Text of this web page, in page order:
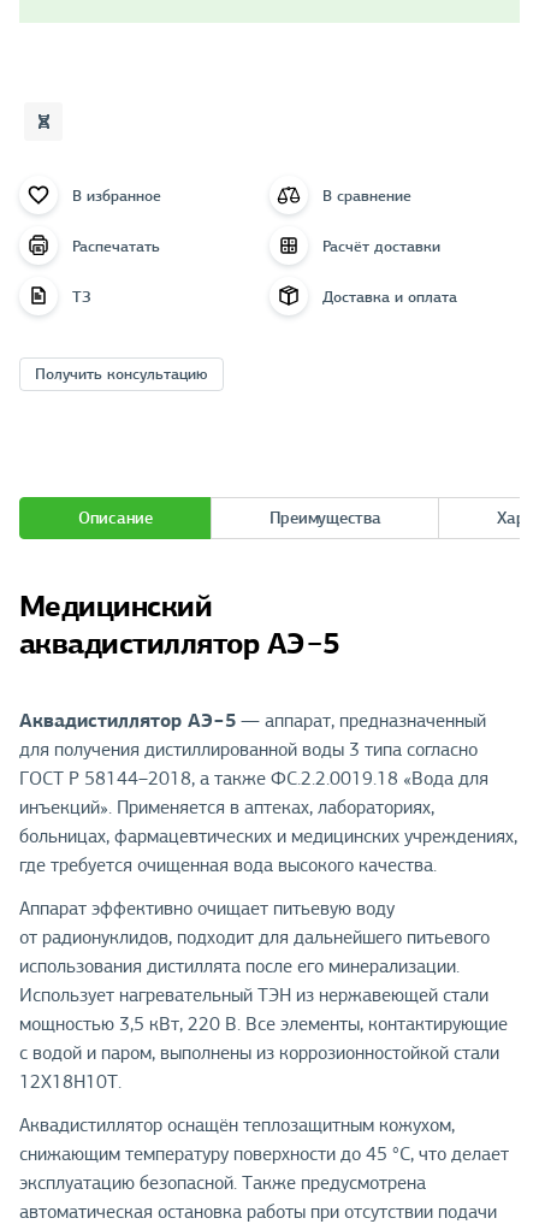
В избранное В сравнение
Распечатать Расчёт доставки
ТЗ Доставка и оплата
Получить консультацию
Описание Преимущества
Медицинский
аквадистиллятор АЭ−5
Аквадистиллятор АЭ−5 — аппарат, предназначенный
для получения дистиллированной воды 3 типа согласно
ГОСТ Р 58144–2018, а также ФС.2.2.0019.18 «Вода для
инъекций». Применяется в аптеках, лабораториях,
больницах, фармацевтических и медицинских учреждениях,
где требуется очищенная вода высокого качества.
Аппарат эффективно очищает питьевую воду
от радионуклидов, подходит для дальнейшего питьевого
использования дистиллята после его минерализации.
Использует нагревательный ТЭН из нержавеющей стали
мощностью 3,5 кВт, 220 В. Все элементы, контактирующие
с водой и паром, выполнены из коррозионностойкой стали
12Х18Н10Т.
Аквадистиллятор оснащён теплозащитным кожухом,
снижающим температуру поверхности до 45 °C, что делает
эксплуатацию безопасной. Также предусмотрена
автоматическая остановка работы при отсутствии подачи